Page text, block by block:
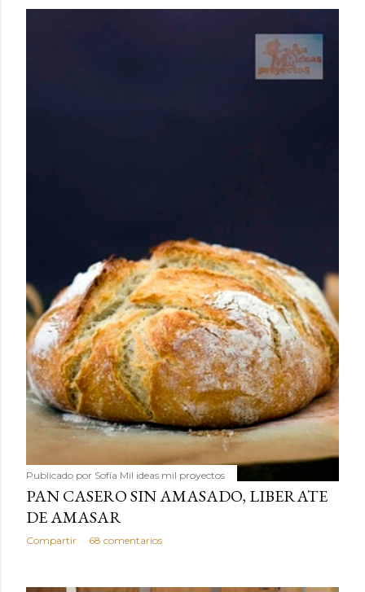
Publicado por Sofía Mil ideas mil proyectos
PAN CASERO SIN AMASADO, LIBERATE
DE AMASAR
Compartir 68 comentarios